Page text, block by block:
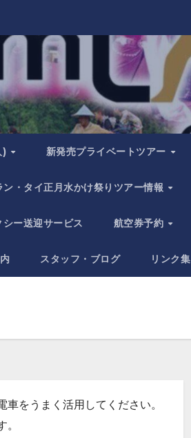
) 新発売プライベートツアー
・タイ正月水かけ祭りツアー情報
ー送迎サービス 航空券予約
スタッフ・ブログ リンク集
をうまく活用してください。